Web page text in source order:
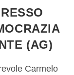
(AG)
Carmelo